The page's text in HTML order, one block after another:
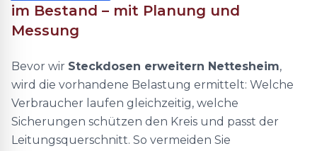
im Bestand – mit Planung und
Messung
Bevor wir Steckdosen erweitern Nettesheim,
wird die vorhandene Belastung ermittelt: Welche
Verbraucher laufen gleichzeitig, welche
Sicherungen schützen den Kreis und passt der
Leitungsquerschnitt. So vermeiden Sie